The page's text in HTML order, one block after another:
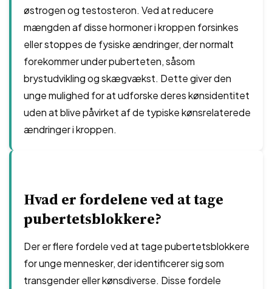
østrogen og testosteron. Ved at reducere
mængden af ​​disse hormoner i kroppen forsinkes
eller stoppes de fysiske ændringer, der normalt
forekommer under puberteten, såsom
brystudvikling og skægvækst. Dette giver den
unge mulighed for at udforske deres kønsidentitet
uden at blive påvirket af de typiske kønsrelaterede
ændringer i kroppen.
Hvad er fordelene ved at tage
pubertetsblokkere?
Der er flere fordele ved at tage pubertetsblokkere
for unge mennesker, der identificerer sig som
transgender eller kønsdiverse. Disse fordele